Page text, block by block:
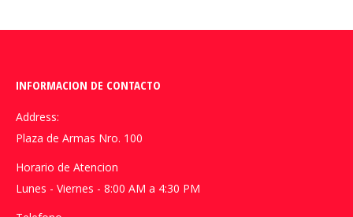
INFORMACION DE CONTACTO
Address:
Plaza de Armas Nro. 100
Horario de Atencion
Lunes - Viernes - 8:00 AM a 4:30 PM